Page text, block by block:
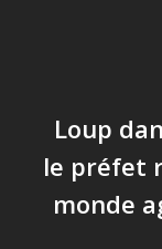
Loup
le préfet
monde